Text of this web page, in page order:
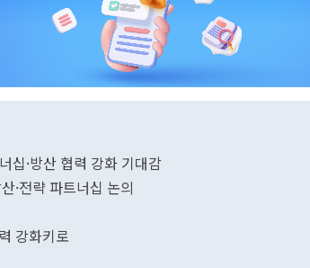
·방산 협력 강화 기대감
·전략 파트너십 논의
강화키로